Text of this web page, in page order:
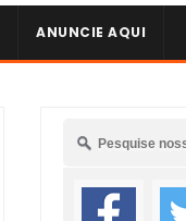
ANUNCIE AQUI